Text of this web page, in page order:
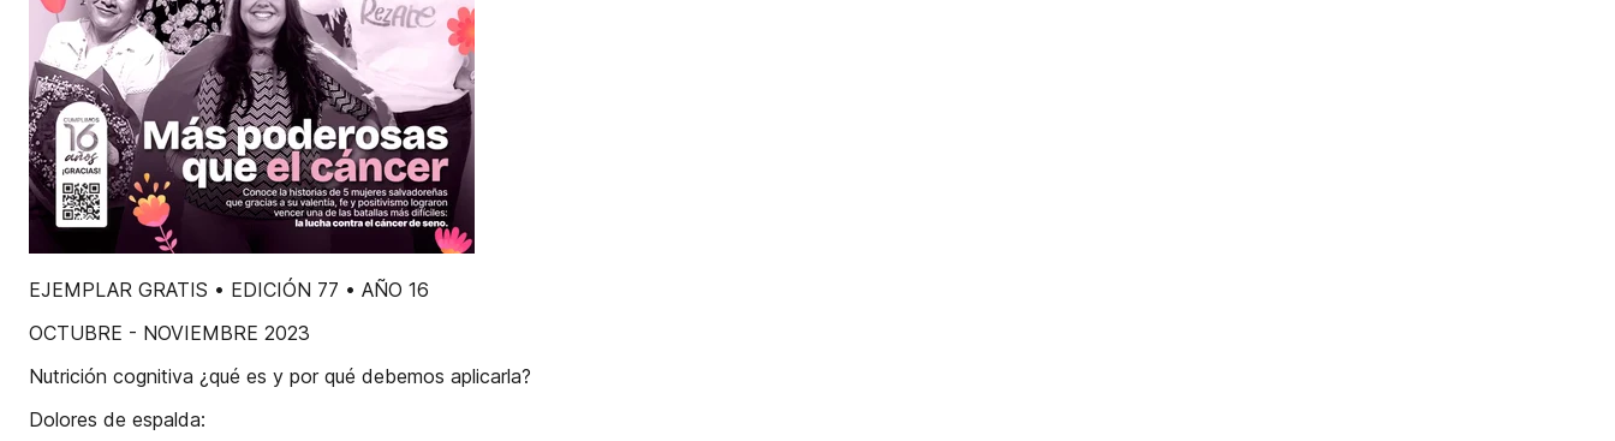
EJEMPLAR GRATIS • EDICIÓN 77 • AÑO 16
OCTUBRE - NOVIEMBRE 2023
Nutrición cognitiva ¿qué es y por qué debemos aplicarla?
Dolores de espalda: